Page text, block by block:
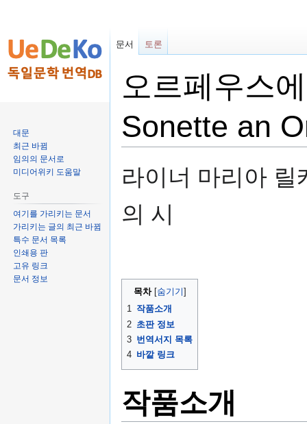
오르페우스
Sonette an
러
기
색
러
라이너 마리아
의 시
목차
1 작품소개
2 초판 정보
3 번역서지 목록
4 바깥 링크
작품소개
문서 토론
대문
최근 바뀜
임의의 문서로
미디어위키 도움말
도구
여기를 가리키는 문서
가리키는 글의 최근 바뀜
특수 문서 목록
인쇄용 판
고유 링크
문서 정보